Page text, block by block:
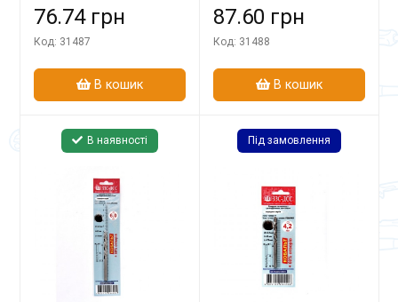
середня серія
Р6М5К5 А1 в блістері
76.74 грн
Код: 31487
В кошик
середня серія
Р6М5К5 А1 в блістері
87.60 грн
Код: 31488
В кошик
В наявності Під замовлення